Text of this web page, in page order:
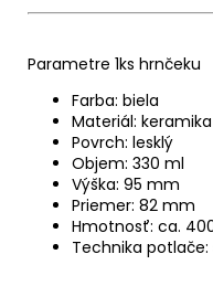
Parametre 1ks hrnčeku
Farba: biela
Materiál: keramika
Povrch: lesklý
Objem: 330 ml
Výška: 95 mm
Priemer: 82 mm
Hmotnosť: ca.
Technika